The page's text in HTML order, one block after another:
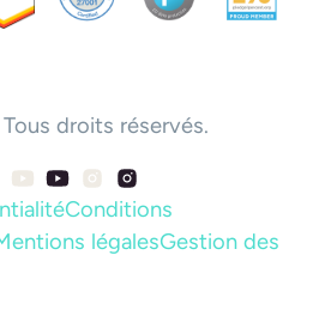
droits réservés.
Conditions
légalesGestion des